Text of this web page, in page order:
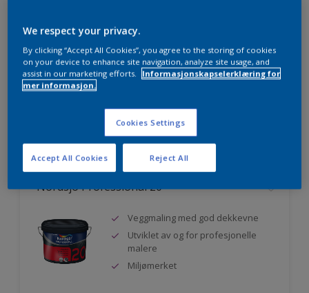
Lett å påføre og fordele
Jevnere og finere finish, også i
mørke farger
Sammenligne
Nordsjö Professional 20
Veggmaling med god dekkevne
Utviklet av og for profesjonelle
malere
Miljømerket
We respect your privacy.
By clicking “Accept All Cookies”, you agree to the storing of cookies
on your device to enhance site navigation, analyze site usage, and
assist in our marketing efforts.
Informasjonskapselerklæring for
mer informasjon.
Cookies Settings
Reject All
Accept All Cookies